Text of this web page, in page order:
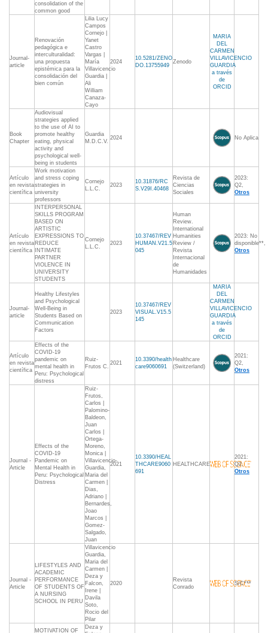
consolidation of the
common good
Journal-
article
Renovación
pedagógica e
interculturalidad:
una propuesta
epistémica para la
consolidación del
bien común
Lilia Lucy
Campos
Cornejo |
Yanet
Castro
Vargas |
María
Villavicencio
Guardia |
Ali
William
Canaza-
Cayo
2024
10.5281/ZENO
DO.13755949
Zenodo
MARIA
DEL
CARMEN
VILLAVICENCIO
GUARDIA
a través
de
ORCID
Book
Chapter
Audiovisual
strategies applied
to the use of AI to
promote healthy
eating, physical
activity and
psychological well-
being in students
Guardia
M.D.C.V.
2024 No Aplica
Artículo
en revista
científica
Work motivation
and stress coping
strategies in
university
professors
Cornejo
L.L.C.
2023
10.31876/RC
S.V29I.40468
Revista de
Ciencias
Sociales
2023:
Q2,
Otros
Artículo
en revista
científica
INTERPERSONAL
SKILLS PROGRAM
BASED ON
ARTISTIC
EXPRESSIONS TO
REDUCE
INTIMATE
PARTNER
VIOLENCE IN
UNIVERSITY
STUDENTS
Cornejo
L.L.C.
2023
10.37467/REV
HUMAN.V21.5
045
Human
Review.
International
Humanities
Review /
Revista
Internacional
de
Humanidades
2023: No
disponible**,
Otros
Journal-
article
Healthy Lifestyles
and Psychological
Well-Being in
Students Based on
Communication
Factors
2023
10.37467/REV
VISUAL.V15.5
145
MARIA
DEL
CARMEN
VILLAVICENCIO
GUARDIA
a través
de
ORCID
Artículo
en revista
científica
Effects of the
COVID-19
pandemic on
mental health in
Peru: Psychological
distress
Ruiz-
Frutos C.
2021
10.3390/health
care9060691
Healthcare
(Switzerland)
2021:
Q2,
Otros
Journal -
Article
Effects of the
COVID-19
Pandemic on
Mental Health in
Peru: Psychological
Distress
Ruiz-
Frutos,
Carlos |
Palomino-
Baldeon,
Juan
Carlos |
Ortega-
Moreno,
Monica |
Villavicencio-
Guardia,
Maria del
Carmen |
Dias,
Adriano |
Bernardes,
Joao
Marcos |
Gomez-
Salgado,
Juan
2021
10.3390/HEAL
THCARE9060
691
HEALTHCARE
2021:
Q2,
Otros
Journal -
Article
LIFESTYLES AND
ACADEMIC
PERFORMANCE
OF STUDENTS OF
A NURSING
SCHOOL IN PERU
Villavicencio
Guardia,
Maria del
Carmen |
Deza y
Falcon,
Irene |
Davila
Soto,
Rocio del
Pilar
2020
Revista
Conrado
S/C***
MOTIVATION OF
Deza y